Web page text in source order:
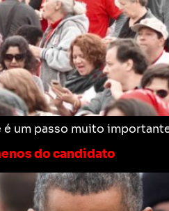
um passo muito
do candidato